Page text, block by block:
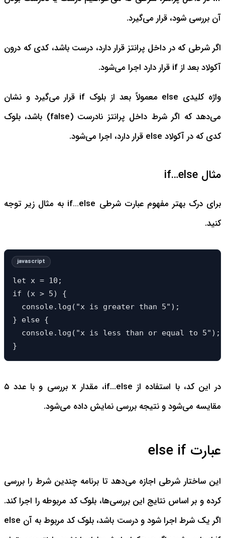
آن بررسی شود، قرار می‌گیرد.
اگر شرطی که در داخل پرانتز قرار دارد، درست باشد، کدی که درون
آکولاد بعد از if قرار دارد اجرا می‌شود.
واژه کلیدی else معمولاً بعد از بلوک if قرار می‌گیرد و نشان
می‌دهد که اگر شرط داخل پرانتز نادرست (false) باشد، بلوک
کدی که در آکولاد else قرار دارد، اجرا می‌شود.
مثال if…else
برای درک بهتر مفهوم عبارت شرطی if…else به مثال زیر توجه
کنید.
let x = 10;
if (x > 5) {
  console.log("x is greater than 5");
} else {
  console.log("x is less than or equal to 5");
}
در این کد، با استفاده از if...else، مقدار x بررسی و با عدد ۵
مقایسه می‌شود و نتیجه بررسی نمایش داده می‌شود.
عبارت else if
این ساختار شرطی اجازه می‌دهد تا برنامه چندین شرط را بررسی
کرده و بر اساس نتایج این بررسی‌ها، بلوک کد مربوطه را اجرا کند.
اگر یک شرط اجرا شود و درست باشد، بلوک کد مربوط به آن else